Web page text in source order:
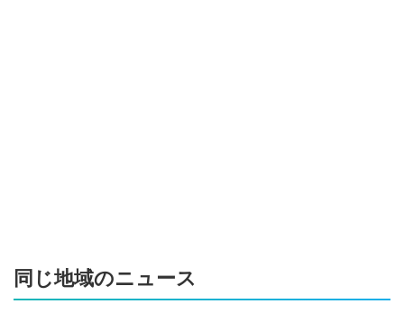
同じ地域のニュース